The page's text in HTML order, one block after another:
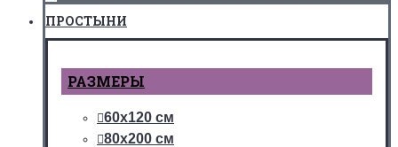
ПРОСТЫНИ
РАЗМЕРЫ
60х120 см
80х200 см